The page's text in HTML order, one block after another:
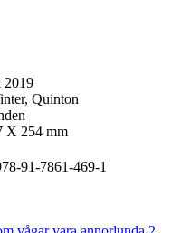
2019
Quinton
X 254 mm
91-7861-469-1